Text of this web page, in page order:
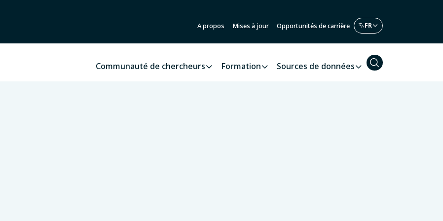
A propos Mises à jour Opportunités de carrière
Communauté de chercheurs Formation Sources de données